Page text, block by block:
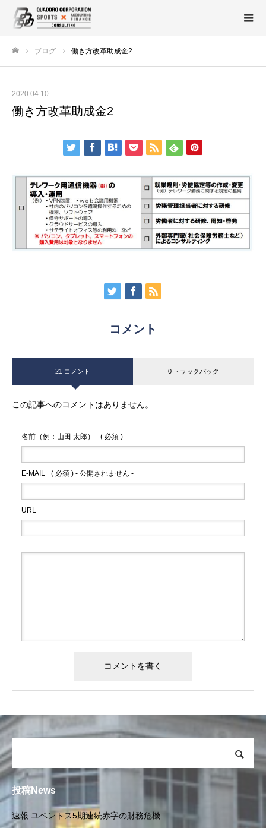
ブログ 働き方改革助成金2
2020.04.10
働き方改革助成金2
コメント
21 コメント 0 トラックバック
この記事へのコメントはありません。
名前（例：山田 太郎） ( 必須 )
E-MAIL ( 必須 ) - 公開されません -
URL
投稿News
速報 ユベントス5期連続赤字の財務危機